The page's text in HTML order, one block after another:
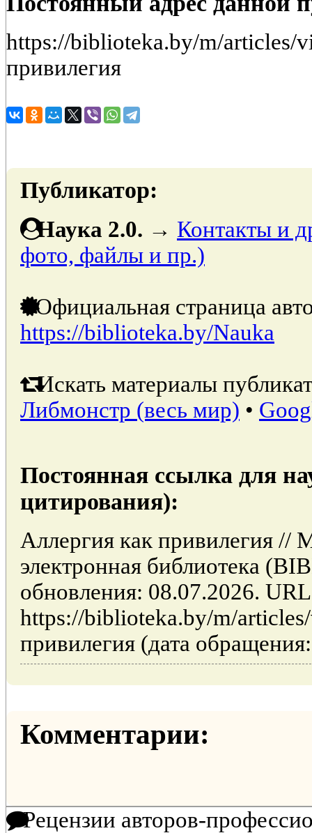
https://biblioteka.by/m/articles/
привилегия
Публикатор:
Наука 2.0. → Контакты и
фото, файлы и пр.)
Официальная страница
https://biblioteka.by/Nauka
Искать материалы
Либмонстр (весь мир) •
Постоянная ссылка для
цитирования):
Аллергия как привилегия //
электронная библиотека
обновления: 08.07.2026.
https://biblioteka.by/m/
привилегия (дата
Комментарии:
Рецензии авторов-